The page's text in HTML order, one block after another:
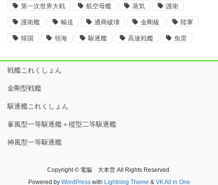
第一次世界大戦 航空母艦 蒸気 護衛
護衛艦 輸送 通商破壊 金剛級 陸軍
韓国 領海 駆逐艦 高速戦艦 魚雷
戦艦これくしょん
金剛型戦艦
駆逐艦これくしょん
峯風型一等駆逐艦＋樅型二等駆逐艦
神風型一等駆逐艦
Copyright © 電脳 大本営 All Rights Reserved.
Powered by WordPresswith Lightning Theme & VK All in One